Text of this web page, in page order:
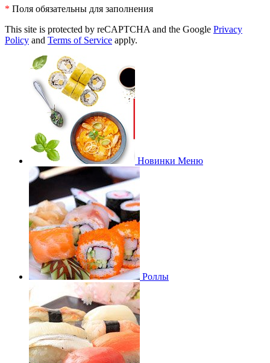
* Поля обязательны для заполнения
This site is protected by reCAPTCHA and the Google Privacy
Policy and Terms of Service apply.
Новинки Меню
Роллы